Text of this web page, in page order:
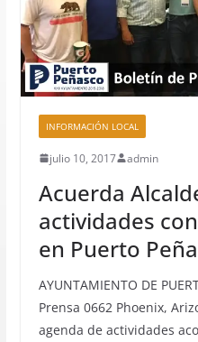
INFORMACIÓN LOCAL
julio 10, 2017 admin
Acuerda
actividades
en Puerto
AYUNTAMIENTO DE
Prensa 0662 Phoenix,
agenda de actividades